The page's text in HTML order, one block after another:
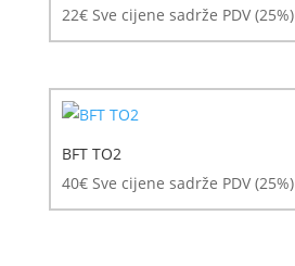
22€ Sve cijene sadrže PDV (25%)
BFT TO2
40€ Sve cijene sadrže PDV (25%)